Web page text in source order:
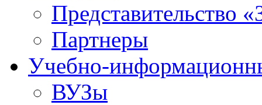
Представительство
Партнеры
Учебно-
ВУЗы